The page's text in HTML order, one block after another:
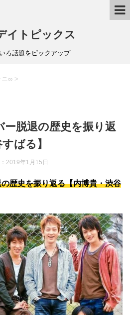
イトピックス
ろ話題をピックアップ
ニ∞ >
脱退の歴史を振り返
ばる】
2019年1月15日
歴史を振り返る【内博貴・渋谷